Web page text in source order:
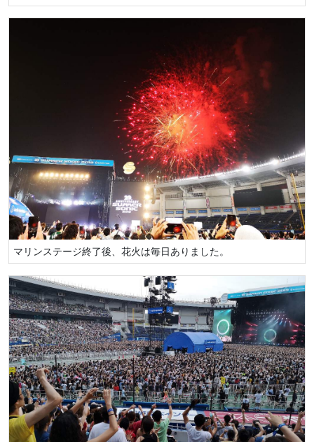
マリンステージ終了後、花火は毎日ありました。